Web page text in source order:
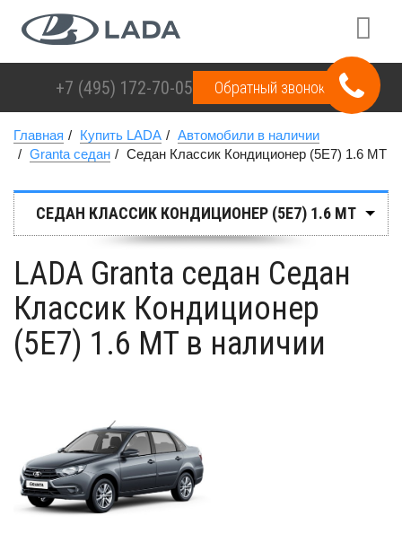
+7 (495) 172-70-05 Обратный звонок
Главная Купить LADA
Автомобили в наличии
Granta седан
Седан Классик Кондиционер (5E7) 1.6 MT
СЕДАН КЛАССИК КОНДИЦИОНЕР (5E7) 1.6 MT
LADA Granta седан Седан
Классик Кондиционер
(5E7) 1.6 MT в наличии